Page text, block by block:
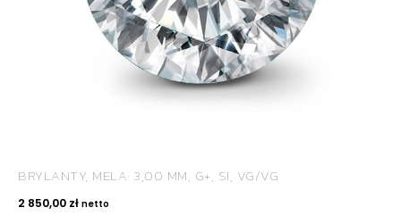
BRYLANTY, MELA: 3,00 MM, G+, SI, VG/VG
2 850,00 zł netto